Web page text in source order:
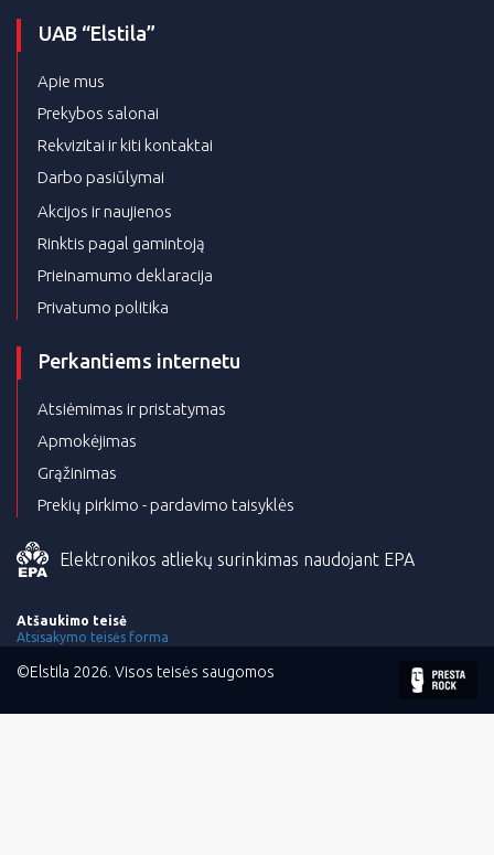
UAB “Elstila”
Apie mus
Prekybos salonai
Rekvizitai ir kiti kontaktai
Darbo pasiūlymai
Akcijos ir naujienos
Rinktis pagal gamintoją
Prieinamumo deklaracija
Privatumo politika
Perkantiems internetu
Atsiėmimas ir pristatymas
Apmokėjimas
Grąžinimas
Prekių pirkimo - pardavimo taisyklės
Elektronikos atliekų surinkimas naudojant EPA
Atšaukimo teisė
Atsisakymo teisės forma
©Elstila 2026. Visos teisės saugomos